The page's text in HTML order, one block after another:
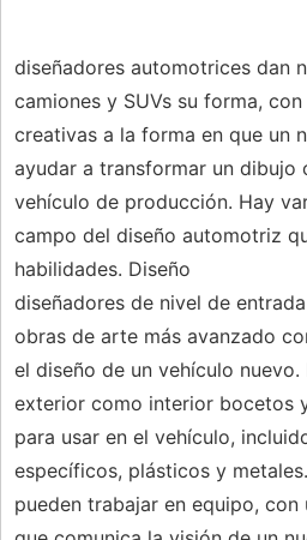
diseñadores automotrices dan
camiones y SUVs su forma,
creativas a la forma en que un
ayudar a transformar un dibujo
vehículo de producción. Hay
campo del diseño automotriz
habilidades. Diseño
diseñadores de nivel de
obras de arte más avanzado
el diseño de un vehículo
exterior como interior bocetos
para usar en el vehículo,
específicos, plásticos y
pueden trabajar en equipo,